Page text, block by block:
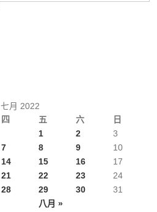
七月 2022
四 五 六 日
八月 »
1 2
3
7 8 9
10
14 15 16
17
21 22 23
24
28 29 30 31